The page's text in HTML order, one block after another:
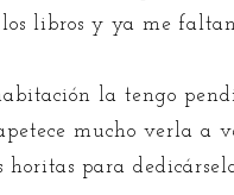
libros y ya me
la tengo
mucho verla a
horitas para